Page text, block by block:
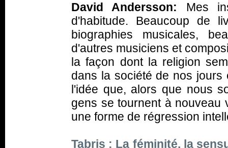
David Andersson: Mes
d'habitude. Beaucoup de
biographies musicales,
d'autres musiciens et
la façon dont la religion
dans la société de nos jours
l'idée que, alors que nous
gens se tournent à nouveau
une forme de régression
Tabris : La féminité, la